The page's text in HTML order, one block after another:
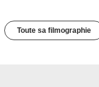
Toute sa filmographie